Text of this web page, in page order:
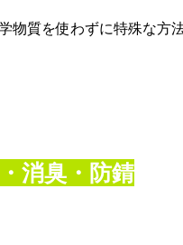
物質を使わずに特殊な方
消臭・防錆